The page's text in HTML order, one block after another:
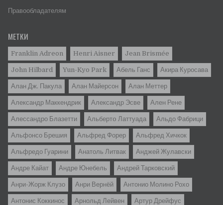
Правообладателям
МЕТКИ
Franklin Adreon Henri Aisner Jean Brismée
John Hilbard Yun-Kyo Park Абель Ганс Акира Куросава
Алан Дж. Пакула Алан Майерсон Алан Меттер
Александр Маккендрик Александр Эсве Ален Рене
Алессандро Блазетти Альбертo Латтуада Альдо Фабрици
Альфонсо Брешия Альфред Форер Альфред Хичкок
Альфредо Гуарини Анатоль Литвак Анджей Жулавски
Андре Кайат Андре Юнебель Андрей Тарковский
Анри-Жорж Клузо Анри Вернёй Антонио Молино Рохо
Антонис Коккинос Арнольд Лейвен Артур Дрейфус